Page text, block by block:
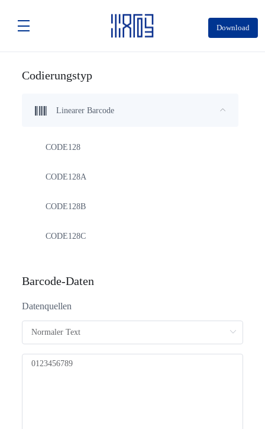
Download
Codierungstyp
Linearer Barcode
CODE128
CODE128A
CODE128B
CODE128C
CODE39_Mod43
Barcode-Daten
Datenquellen